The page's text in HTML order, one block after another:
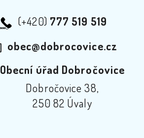
(+420) 777 519 519
obec@dobrocovice.cz
Obecní úřad Dobročovice
Dobročovice 38,
250 82 Úvaly